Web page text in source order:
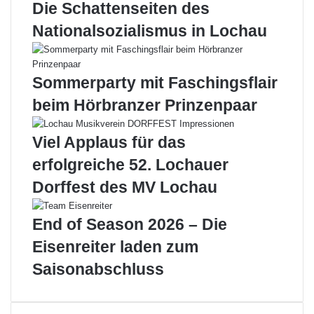
a
s
m
u
i
k
:
„
B
l
c
h
a
b
e
a
m
H
r
b
r
a
z
e
B
d
n
Die Schattenseiten des
Nationalsozialismus in Lochau
Sommerparty mit Faschingsflair
beim Hörbranzer Prinzenpaar
Viel Applaus für das
erfolgreiche 52. Lochauer
Dorffest des MV Lochau
End of Season 2026 – Die
Eisenreiter laden zum
Saisonabschluss